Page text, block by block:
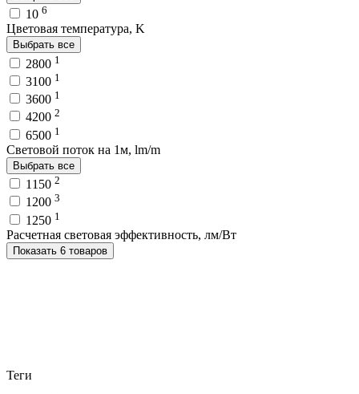
10 6
Цветовая температура, K
Выбрать все
2800 1
3100 1
3600 1
4200 2
6500 1
Световой поток на 1м, lm/m
Выбрать все
1150 2
1200 3
1250 1
Расчетная световая эффективность, лм/Вт
Показать 6 товаров
Теги